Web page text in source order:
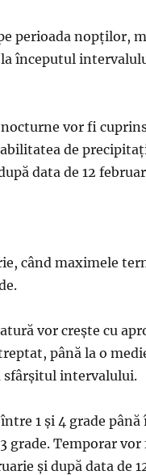
perioada nopților,
începutul
vor fi
de
data de 12
când maximele
vor crește cu
până la o
sfârșitul intervalului.
1 și 4 grade până
grade. Temporar vor
și după data de